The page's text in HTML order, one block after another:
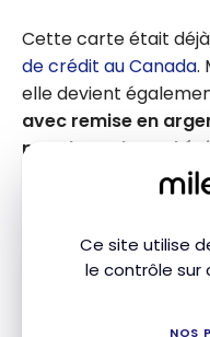
Ce site utilise
le contrôle sur
NOS
Cette carte était déjà
de crédit au Canada.
elle devient
avec remise en
pour les achats
livraisons de
dépanneurs (pensez